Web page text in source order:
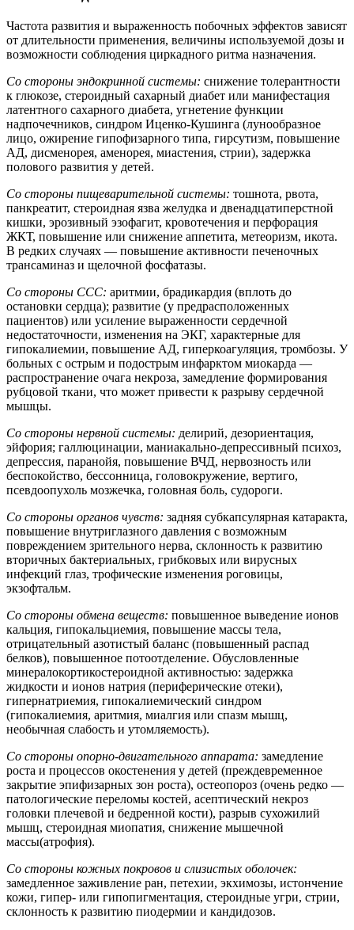
Частота развития и выраженность побочных эффектов зависят
от длительности применения, величины используемой дозы и
возможности соблюдения циркадного ритма назначения.
Со стороны эндокринной системы: снижение толерантности
к глюкозе, стероидный сахарный диабет или манифестация
латентного сахарного диабета, угнетение функции
надпочечников, синдром Иценко-Кушинга (лунообразное
лицо, ожирение гипофизарного типа, гирсутизм, повышение
АД, дисменорея, аменорея, миастения, стрии), задержка
полового развития у детей.
Со стороны пищеварительной системы: тошнота, рвота,
панкреатит, стероидная язва желудка и двенадцатиперстной
кишки, эрозивный эзофагит, кровотечения и перфорация
ЖКТ, повышение или снижение аппетита, метеоризм, икота.
В редких случаях — повышение активности печеночных
трансаминаз и щелочной фосфатазы.
Со стороны ССС: аритмии, брадикардия (вплоть до
остановки сердца); развитие (у предрасположенных
пациентов) или усиление выраженности сердечной
недостаточности, изменения на ЭКГ, характерные для
гипокалиемии, повышение АД, гиперкоагуляция, тромбозы. У
больных с острым и подострым инфарктом миокарда —
распространение очага некроза, замедление формирования
рубцовой ткани, что может привести к разрыву сердечной
мышцы.
Со стороны нервной системы: делирий, дезориентация,
эйфория; галлюцинации, маниакально-депрессивный психоз,
депрессия, паранойя, повышение ВЧД, нервозность или
беспокойство, бессонница, головокружение, вертиго,
псевдоопухоль мозжечка, головная боль, судороги.
Со стороны органов чувств: задняя субкапсулярная катаракта,
повышение внутриглазного давления с возможным
повреждением зрительного нерва, склонность к развитию
вторичных бактериальных, грибковых или вирусных
инфекций глаз, трофические изменения роговицы,
экзофтальм.
Со стороны обмена веществ: повышенное выведение ионов
кальция, гипокальциемия, повышение массы тела,
отрицательный азотистый баланс (повышенный распад
белков), повышенное потоотделение. Обусловленные
минералокортикостероидной активностью: задержка
жидкости и ионов натрия (периферические отеки),
гипернатриемия, гипокалиемический синдром
(гипокалиемия, аритмия, миалгия или спазм мышц,
необычная слабость и утомляемость).
Со стороны опорно-двигательного аппарата: замедление
роста и процессов окостенения у детей (преждевременное
закрытие эпифизарных зон роста), остеопороз (очень редко —
патологические переломы костей, асептический некроз
головки плечевой и бедренной кости), разрыв сухожилий
мышц, стероидная миопатия, снижение мышечной
массы(атрофия).
Со стороны кожных покровов и слизистых оболочек:
замедленное заживление ран, петехии, экхимозы, истончение
кожи, гипер- или гипопигментация, стероидные угри, стрии,
склонность к развитию пиодермии и кандидозов.